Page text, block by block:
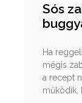
Sós
Ha
mégis
a recept
működik,